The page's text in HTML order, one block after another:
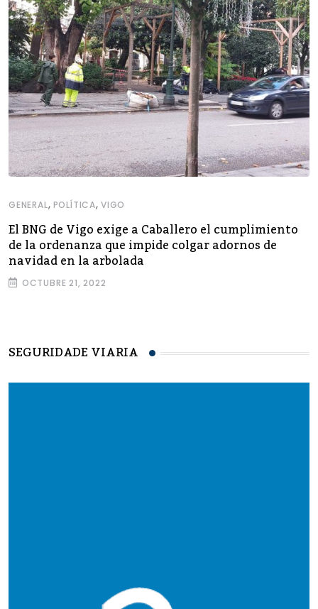
GENERAL, POLÍTICA,VIGO
El BNG de Vigo exige a Caballero el cumplimiento
de la ordenanza que impide colgar adornos de
navidad en la arbolada
OCTUBRE 21, 2022
SEGURIDADE VIARIA